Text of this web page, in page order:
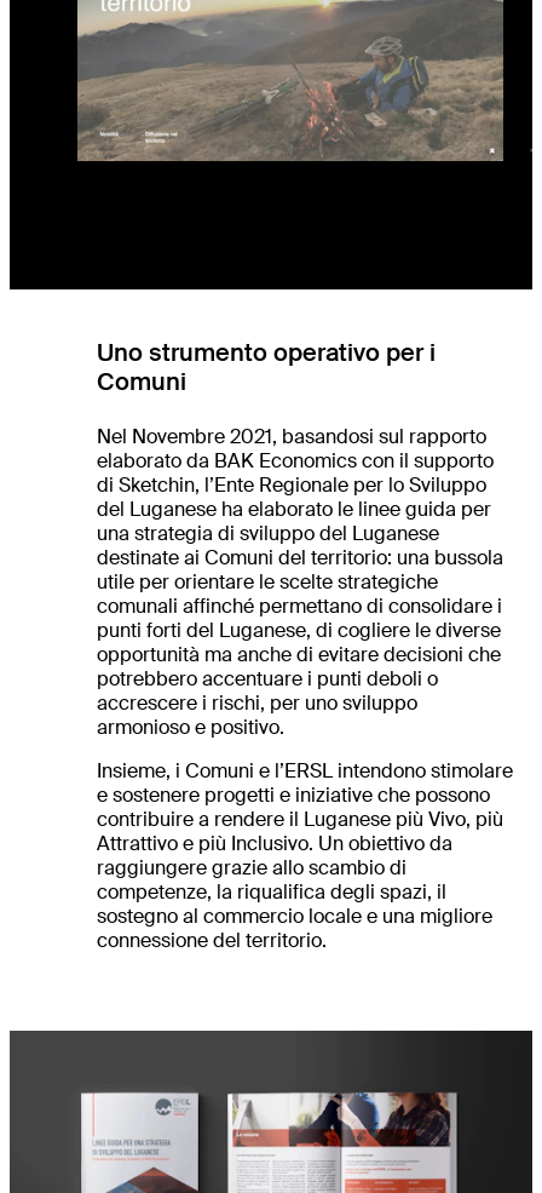
Uno strumento operativo per i
Comuni
Nel Novembre 2021, basandosi sul rapporto
elaborato da BAK Economics con il supporto
di Sketchin, l’Ente Regionale per lo Sviluppo
del Luganese ha elaborato le linee guida per
una strategia di sviluppo del Luganese
destinate ai Comuni del territorio: una bussola
utile per orientare le scelte strategiche
comunali affinché permettano di consolidare i
punti forti del Luganese, di cogliere le diverse
opportunità ma anche di evitare decisioni che
potrebbero accentuare i punti deboli o
accrescere i rischi, per uno sviluppo
armonioso e positivo.
Insieme, i Comuni e l’ERSL intendono stimolare
e sostenere progetti e iniziative che possono
contribuire a rendere il Luganese più Vivo, più
Attrattivo e più Inclusivo. Un obiettivo da
raggiungere grazie allo scambio di
competenze, la riqualifica degli spazi, il
sostegno al commercio locale e una migliore
connessione del territorio.